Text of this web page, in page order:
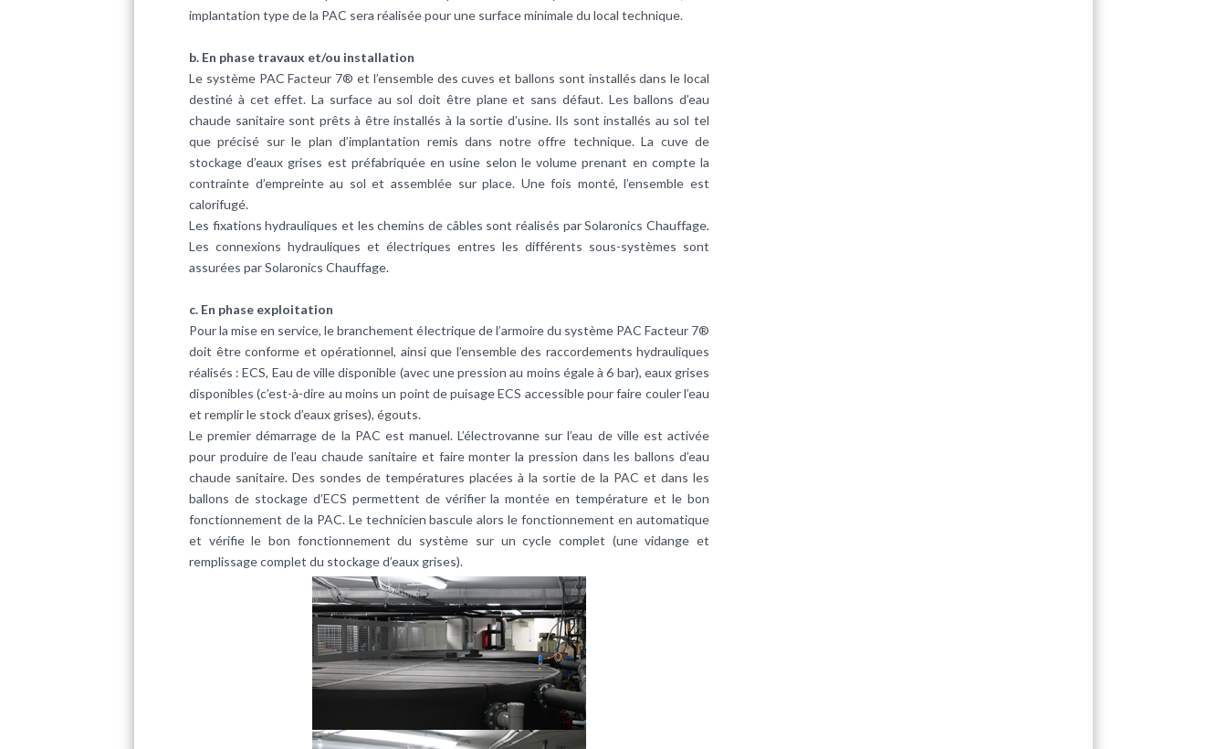
implantation type de la PAC sera réalisée pour une surface minimale du local technique.
b. En phase travaux et/ou installation
Le système PAC Facteur 7® et l’ensemble des cuves et ballons sont installés dans le local
destiné à cet effet. La surface au sol doit être plane et sans défaut. Les ballons d’eau
chaude sanitaire sont prêts à être installés à la sortie d’usine. Ils sont installés au sol tel
que précisé sur le plan d’implantation remis dans notre offre technique. La cuve de
stockage d’eaux grises est préfabriquée en usine selon le volume prenant en compte la
contrainte d’empreinte au sol et assemblée sur place. Une fois monté, l’ensemble est
calorifugé.
Les fixations hydrauliques et les chemins de câbles sont réalisés par Solaronics Chauffage.
Les connexions hydrauliques et électriques entres les différents sous-systèmes sont
assurées par Solaronics Chauffage.
c. En phase exploitation
Pour la mise en service, le branchement électrique de l’armoire du système PAC Facteur 7®
doit être conforme et opérationnel, ainsi que l’ensemble des raccordements hydrauliques
réalisés : ECS, Eau de ville disponible (avec une pression au moins égale à 6 bar), eaux grises
disponibles (c’est-à-dire au moins un point de puisage ECS accessible pour faire couler l’eau
et remplir le stock d’eaux grises), égouts.
Le premier démarrage de la PAC est manuel. L’électrovanne sur l’eau de ville est activée
pour produire de l’eau chaude sanitaire et faire monter la pression dans les ballons d’eau
chaude sanitaire. Des sondes de températures placées à la sortie de la PAC et dans les
ballons de stockage d’ECS permettent de vérifier la montée en température et le bon
fonctionnement de la PAC. Le technicien bascule alors le fonctionnement en automatique
et vérifie le bon fonctionnement du système sur un cycle complet (une vidange et
remplissage complet du stockage d’eaux grises).